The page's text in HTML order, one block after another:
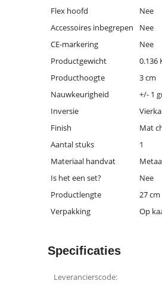
Flex hoofd
Nee
Accessoires inbegrepen
Nee
CE-markering
Nee
Productgewicht
0.136
Producthoogte
3 cm
Nauwkeurigheid
+/- 1
Inversie
Finish
Mat
Aantal stuks
1
Materiaal handvat
Is het een set?
Nee
Productlengte
27 cm
Verpakking
Op
Specificaties
Leverancierscode: